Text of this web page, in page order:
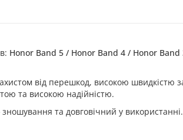
Honor Band 5 / Honor Band 4 / Honor
від перешкод, високою швидкістю
та високою надійністю.
та довговічний у використанні.